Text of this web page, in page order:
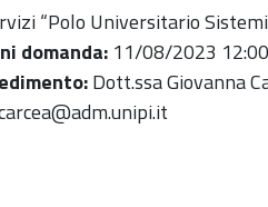
“Polo Universitario
domanda: 11/08/2023
Dott.ssa Giovanna